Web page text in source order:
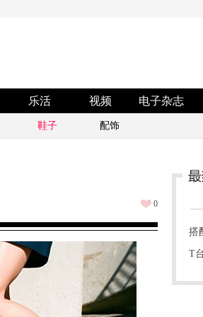
鞋子 配饰
乐活 视频 电子杂志
0
搭
T